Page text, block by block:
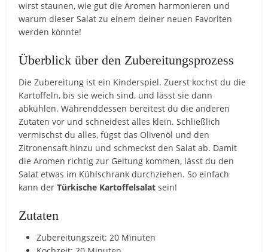
wirst staunen, wie gut die Aromen harmonieren und
warum dieser Salat zu einem deiner neuen Favoriten
werden könnte!
Überblick über den Zubereitungsprozess
Die Zubereitung ist ein Kinderspiel. Zuerst kochst du die
Kartoffeln, bis sie weich sind, und lässt sie dann
abkühlen. Währenddessen bereitest du die anderen
Zutaten vor und schneidest alles klein. Schließlich
vermischst du alles, fügst das Olivenöl und den
Zitronensaft hinzu und schmeckst den Salat ab. Damit
die Aromen richtig zur Geltung kommen, lässt du den
Salat etwas im Kühlschrank durchziehen. So einfach
kann derTürkische Kartoffelsalat sein!
Zutaten
Zubereitungszeit: 20 Minuten